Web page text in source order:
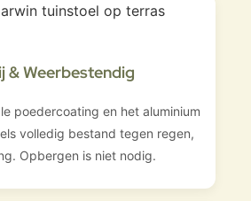
& Weerbestendig
poedercoating en het aluminium
volledig bestand tegen regen,
Opbergen is niet nodig.